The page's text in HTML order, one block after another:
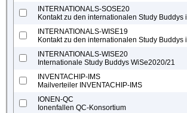
INTERNATIONALS-SOSE20
Kontakt zu den internationalen Study Buddys
INTERNATIONALS-WISE19
Kontakt zu den internationalen Study Buddys
INTERNATIONALS-WISE20
Internationale Study Buddys WiSe2020/21
INVENTACHIP-IMS
Mailverteiler INVENTACHIP-IMS
IONEN-QC
Ionenfallen QC-Konsortium